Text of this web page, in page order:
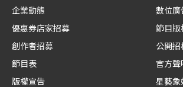
企業動態
優惠券店家招募
創作者招募
節目表
版權宣告
數位
節目版
公開招
官方聲
星藝象